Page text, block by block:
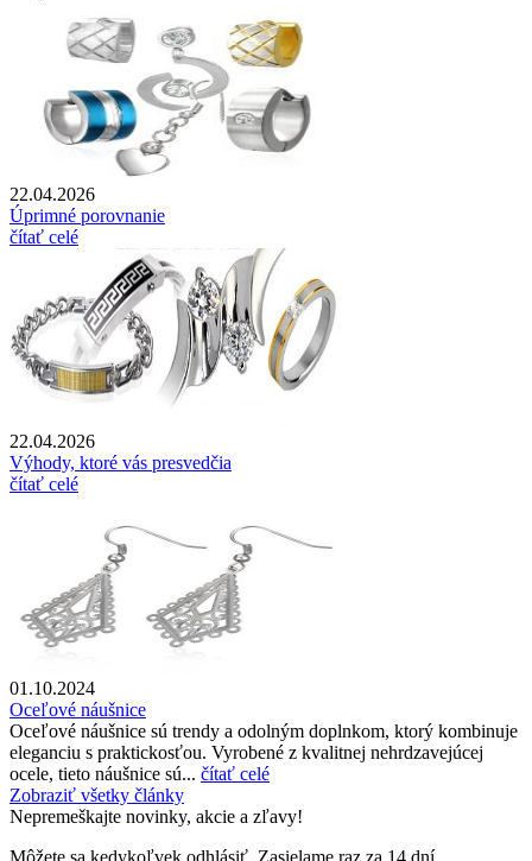
22.04.2026
Úprimné porovnanie
čítať celé
22.04.2026
Výhody, ktoré vás presvedčia
čítať celé
01.10.2024
Oceľové náušnice
Oceľové náušnice sú trendy a odolným doplnkom, ktorý kombinuje
eleganciu s praktickosťou. Vyrobené z kvalitnej nehrdzavejúcej
ocele, tieto náušnice sú... čítať celé
Zobraziť všetky články
Nepremeškajte novinky, akcie a zľavy!
Môžete sa kedykoľvek odhlásiť. Zasielame raz za 14 dní.